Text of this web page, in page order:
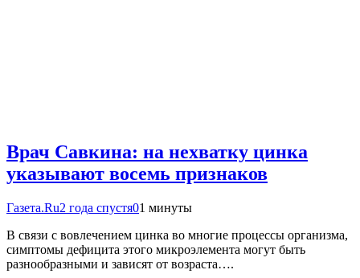
Врач Савкина: на нехватку цинка
указывают восемь признаков
Газета.Ru2 года спустя01 минуты
В связи с вовлечением цинка во многие процессы организма,
симптомы дефицита этого микроэлемента могут быть
разнообразными и зависят от возраста….